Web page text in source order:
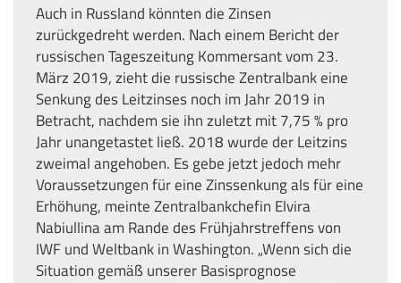
Auch in Russland könnten die Zinsen
zurückgedreht werden. Nach einem Bericht der
russischen Tageszeitung Kommersant vom 23.
März 2019, zieht die russische Zentralbank eine
Senkung des Leitzinses noch im Jahr 2019 in
Betracht, nachdem sie ihn zuletzt mit 7,75 % pro
Jahr unangetastet ließ. 2018 wurde der Leitzins
zweimal angehoben. Es gebe jetzt jedoch mehr
Voraussetzungen für eine Zinssenkung als für eine
Erhöhung, meinte Zentralbankchefin Elvira
Nabiullina am Rande des Frühjahrstreffens von
IWF und Weltbank in Washington. „Wenn sich die
Situation gemäß unserer Basisprognose